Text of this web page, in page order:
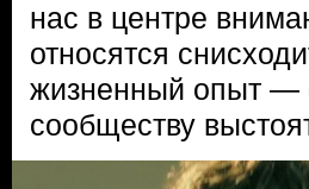
нас в центре
относятся
жизненный опыт —
сообществу